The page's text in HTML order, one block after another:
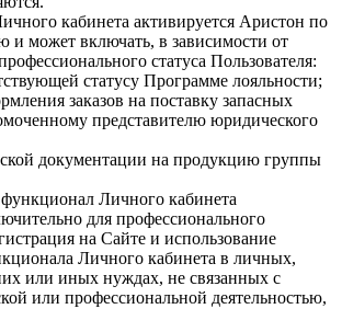
кабинета активируется Аристон по
и может включать, в зависимости от
статуса Пользователя:
статусу Программе лояльности;
заказов на поставку запасных
представителю юридического
документации на продукцию группы
Личного кабинета
для профессионального
на Сайте и использование
Личного кабинета в личных,
или иных нуждах, не связанных с
или профессиональной деятельностью,